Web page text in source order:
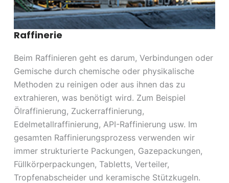
Raffinerie
Beim Raffinieren geht es darum, Verbindungen oder
Gemische durch chemische oder physikalische
Methoden zu reinigen oder aus ihnen das zu
extrahieren, was benötigt wird. Zum Beispiel
Ölraffinierung, Zuckerraffinierung,
Edelmetallraffinierung, API-Raffinierung usw. Im
gesamten Raffinierungsprozess verwenden wir
immer strukturierte Packungen, Gazepackungen,
Füllkörperpackungen, Tabletts, Verteiler,
Tropfenabscheider und keramische Stützkugeln.